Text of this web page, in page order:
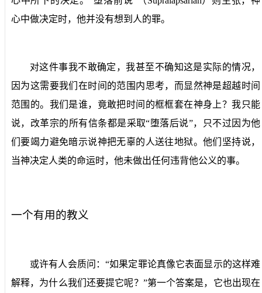
心中做决定时，他并没有想到人的罪。
对这件事我不敢确定，我甚至不确知这是实际的情况，
因为这需要我们在时间的范围内思考，而显然神是超越时间
范围的。我们是谁，竟敢把时间的框框套在神身上？我只能
说，改革宗的所有信条都是采取“堕落后说”，只不过因为他
们要竭力避免暗示说神把无辜的人送往地狱。他们坚持说，
当神决定人类的命运时，他未做出任何违背他公义的事。
一个有用的教义
或许有人会质问：“如果定罪论真像它表面显示的这样难
解释，为什么我们还要提它呢？”第一个答案是，它也出现在